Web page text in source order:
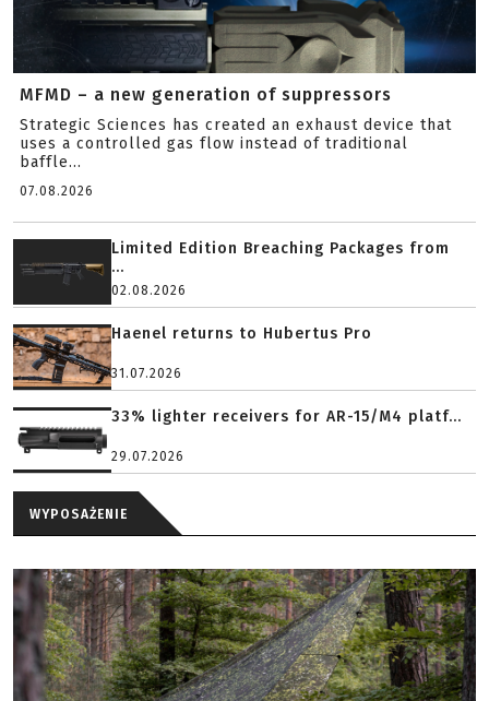
MFMD – a new generation of suppressors
Strategic Sciences has created an exhaust device that
uses a controlled gas flow instead of traditional
baffle...
07.08.2026
Limited Edition Breaching Packages from
...
02.08.2026
Haenel returns to Hubertus Pro
31.07.2026
33% lighter receivers for AR-15/M4 platf...
29.07.2026
WYPOSAŻENIE